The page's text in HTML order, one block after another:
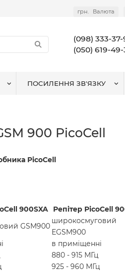
грн. Валюта
(098) 333-37-
(050) 619-
ПОСИЛЕННЯ ЗВ'ЯЗКУ
900 PicoCell
PicoCell
900SXA Репітер PicoCell
GSM900
широкосмуговий
EGSM900
в приміщенні
880 - 915 МГц
925 - 960 МГц